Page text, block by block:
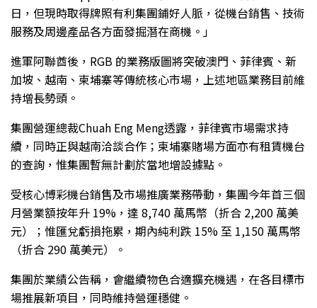
日，但現時取得牌照有利集團鋪好人脈，從機台銷售、技術
服務及周邊產品各方面發掘潛在商機。」
進軍阿聯酋後，RGB 的業務版圖將突破澳門、菲律賓、新
加坡、越南、柬埔寨等傳統核心市場，上述地區業務目前維
持增長勢頭。
集團營運總裁Chuah Eng Meng透露，菲律賓市場需求持
續，同時正與越南洽談合作；柬埔寨賭場方面亦有租賃機台
的查詢，惟集團暫無計劃於當地增設據點。
受核心博彩機台銷售及市場推廣業務帶動，集團今年首三個
月營業額按年升 19%，達 8,740 萬馬幣（折合 2,200 萬美
元）；惟匯兌虧損拖累，期內純利跌 15% 至 1,150 萬馬幣
（折合 290 萬美元）。
集團於業績公告稱，會繼續物色合適擴充機遇，在各目標市
場推展新項目，同時維持營運穩健。